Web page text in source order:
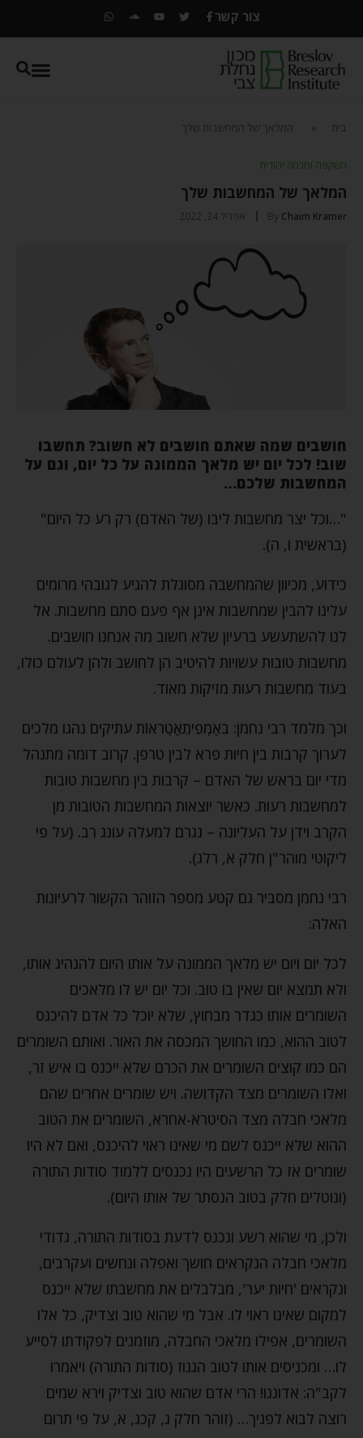
צור קשר
בית המלאך של המחשבות שלך
השקפה וחכמה יהודית
המלאך של המחשבות שלך
By Chaim Kramer אפריל 24, 2022
חושבים שמה שאתם חושבים לא חשוב? תחשבו
שוב! לכל יום יש מלאך הממונה על כל יום, וגם על
המחשבות שלכם…
"…וכל יצר מחשבות ליבו (של האדם) רק רע כל היום"
(בראשית ו, ה).
כידוע, מכיוון שהמחשבה מסוגלת להגיע לגובהי מרומים
עלינו להבין שמחשבות אינן אף פעם סתם מחשבות. אל
לנו להשתעשע ברעיון שלא חשוב מה אנחנו חושבים.
מחשבות טובות עשויות להיטיב הן לחושב ולהן לעולם כולו,
בעוד מחשבות רעות מזיקות מאוד.
וכך מלמד רבי נחמן: באַמְפִיתֵאַטְראוֹת עתיקים נהגו מלכים
לערוך קרבות בין חיות פרא לבין טרפן. קרוב דומה מתנהל
מדי יום בראש של האדם – קרבות בין מחשבות טובות
למחשבות רעות. כאשר יוצאות המחשבות הטובות מן
הקרב וידן על העליונה – נגרם למעלה עונג רב. (על פי
ליקוטי מוהר"ן חלק א, רלג).
רבי נחמן מסביר גם קטע מספר הזוהר הקשור לרעיונות
האלה:
לכל יום ויום יש מלאך הממונה על אותו היום להנהיג אותו,
ולא תמצא יום שאין בו טוב. וכל יום יש לו מלאכים
השומרים אותו כגדר מבחוץ, שלא יוכל כל אדם להיכנס
לטוב ההוא, כמו החושך המכסה את האור. ואותם השומרים
הם כמו קוצים השומרים את הכרם שלא ייכנס בו איש זר,
ואלו השומרים מצד הקדושה. ויש שומרים אחרים שהם
מלאכי חבלה מצד הסיטרא-אחרא, השומרים את הטוב
ההוא שלא ייכנס לשם מי שאינו ראוי להיכנס, ואם לא היו
שומרים אז כל הרשעים היו נכנסים ללמוד סודות התורה
(ונוטלים חלק בטוב הנסתר של אותו היום).
ולכן, מי שהוא רשע ונכנס לדעת בסודות התורה, גדודי
מלאכי חבלה הנקראים חושך ואפלה ונחשים ועקרבים,
ונקראים 'חיות יער', מבלבלים את מחשבתו שלא ייכנס
למקום שאינו ראוי לו. אבל מי שהוא טוב וצדיק, כל אלו
השומרים, אפילו מלאכי החבלה, מוזמנים לפקודתו לסייע
לו… ומכניסים אותו לטוב הגנוז (סודות התורה) ויאמרו
לקב"ה: אדוננו! הרי אדם שהוא טוב וצדיק וירא שמים
רוצה לבוא לפניך… (זוהר חלק ג, קכג, א, על פי תרום